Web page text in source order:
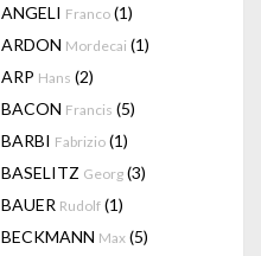
ANGELI Franco (1)
ARDON Mordecai (1)
ARP Hans (2)
BACON Francis (5)
BARBI Fabrizio (1)
BASELITZ Georg (3)
BAUER Rudolf (1)
BECKMANN Max (5)